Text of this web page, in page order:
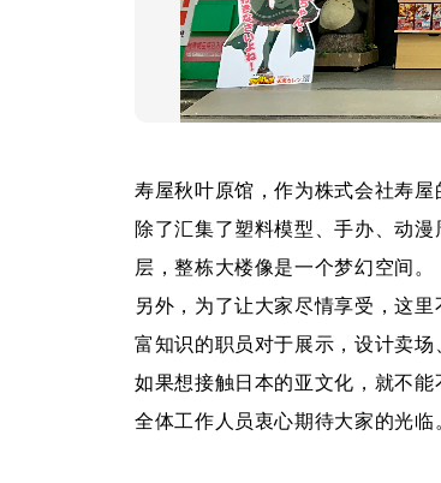
寿屋秋叶原馆，作为株式会社寿屋
除了汇集了塑料模型、手办、动
层，整栋大楼像是一个梦幻空间。
另外，为了让大家尽情享受，这
富知识的职员对于展示，设计卖场
如果想接触日本的亚文化，就不能
全体工作人员衷心期待大家的光临。